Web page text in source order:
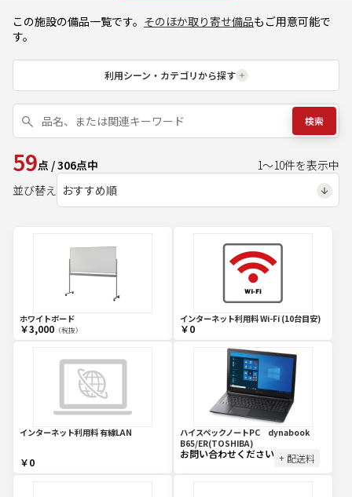
この施設の備品一覧です。 そのほか取り寄せ備品もご用意可能で
す。
利用シーン・カテゴリから探す
検索
59点 /306点中 1～10件を表示中
並び替え
ホワイトボード
￥3,000（税抜）
インターネット利用料 Wi-Fi (10台目安)
￥0
インターネット利用料 有線LAN
￥0
ハイスペックノートPC dynabook
B65/ER(TOSHIBA)
お問い合わせください + 配送料